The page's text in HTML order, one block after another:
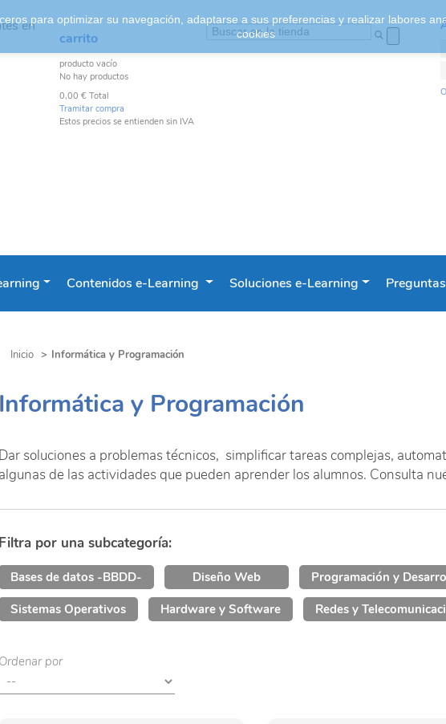
en
carrito
producto vacío
No hay productos
0,00 € Total
Tramitar compra
Estos precios se entienden sin IVA
Contenidos e-Learning Soluciones e-Learning
Inicio > Informática y Programación
Informática y Programación
Dar soluciones a problemas técnicos, simplificar tareas complejas,
algunas de las actividades que pueden aprender los alumnos. Consulta
Filtra por una subcategoría:
Bases de datos -BBDD- Diseño Web Programación y
Sistemas Operativos
Hardware y Software Redes y
Ordenar por
para optimizar su navegación, adaptarse a sus preferencias y realizar labores
cookies